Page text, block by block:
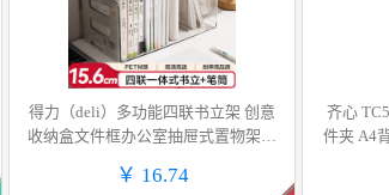
得力（deli）多功能四联书立架 创意
收纳盒文件框办公室抽屉式置物架书
04
￥ 16.74
齐心
件夹 A4